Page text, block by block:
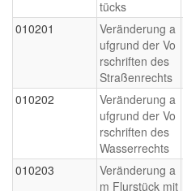
tücks
010201
Veränderung a
ufgrund der Vo
rschriften des
Straßenrechts
010202
Veränderung a
ufgrund der Vo
rschriften des
Wasserrechts
010203
Veränderung a
m Flurstück mit